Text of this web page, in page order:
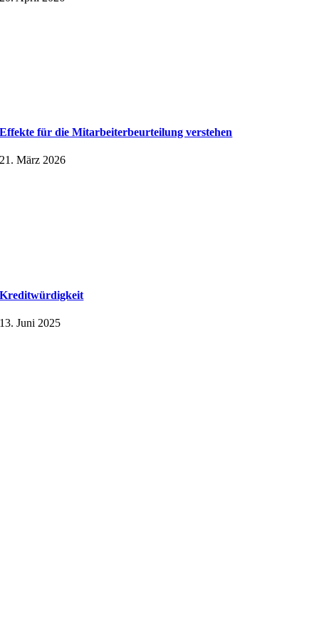
Effekte für die Mitarbeiter­beurteilung verstehen
21. März 2026
Kreditwürdigkeit
13. Juni 2025